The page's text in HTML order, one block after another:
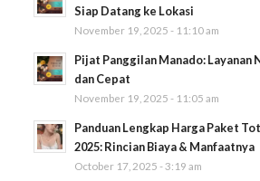
Siap Datang ke Lokasi
November 19, 2025 - 11:10 am
Pijat Panggilan Manado: Layanan
dan Cepat
November 19, 2025 - 11:05 am
Panduan Lengkap Harga Paket
2025: Rincian Biaya & Manfaatnya
October 17, 2025 - 3:19 am